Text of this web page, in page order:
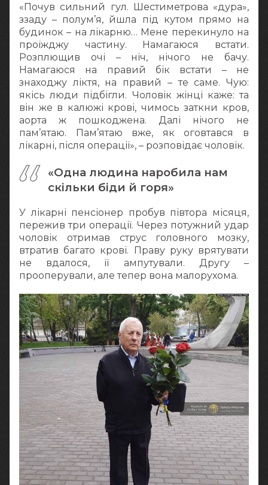
«Почув сильний гул. Шестиметрова «дура»,
ззаду – полум’я, йшла під кутом прямо на
будинок – на лікарню… Мене перекинуло на
проїжджу частину. Намагаюся встати.
Розплющив очі – ніч, нічого не бачу.
Намагаюся на правий бік встати – не
знаходжу ліктя, на правий – те саме. Чую:
якісь люди підбігли. Чоловік жінці каже: та
він же в калюжі крові, чимось заткни кров,
аорта ж пошкоджена. Далі нічого не
пам’ятаю. Пам’ятаю вже, як оговтався в
лікарні, після операції», – розповідає чоловік.
«Одна людина наробила нам
скільки біди й горя»
У лікарні пенсіонер пробув півтора місяця,
пережив три операції. Через потужний удар
чоловік отримав струс головного мозку,
втратив багато крові. Праву руку врятувати
не вдалося, її ампутували. Другу –
прооперували, але тепер вона малорухома.